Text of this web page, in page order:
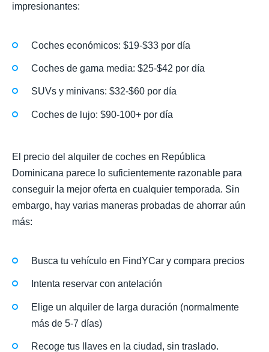
impresionantes:
Coches económicos: $19-$33 por día
Coches de gama media: $25-$42 por día
SUVs y minivans: $32-$60 por día
Coches de lujo: $90-100+ por día
El precio del alquiler de coches en República
Dominicana parece lo suficientemente razonable para
conseguir la mejor oferta en cualquier temporada. Sin
embargo, hay varias maneras probadas de ahorrar aún
más:
Busca tu vehículo en FindYCar y compara precios
Intenta reservar con antelación
Elige un alquiler de larga duración (normalmente
más de 5-7 días)
Recoge tus llaves en la ciudad, sin traslado.